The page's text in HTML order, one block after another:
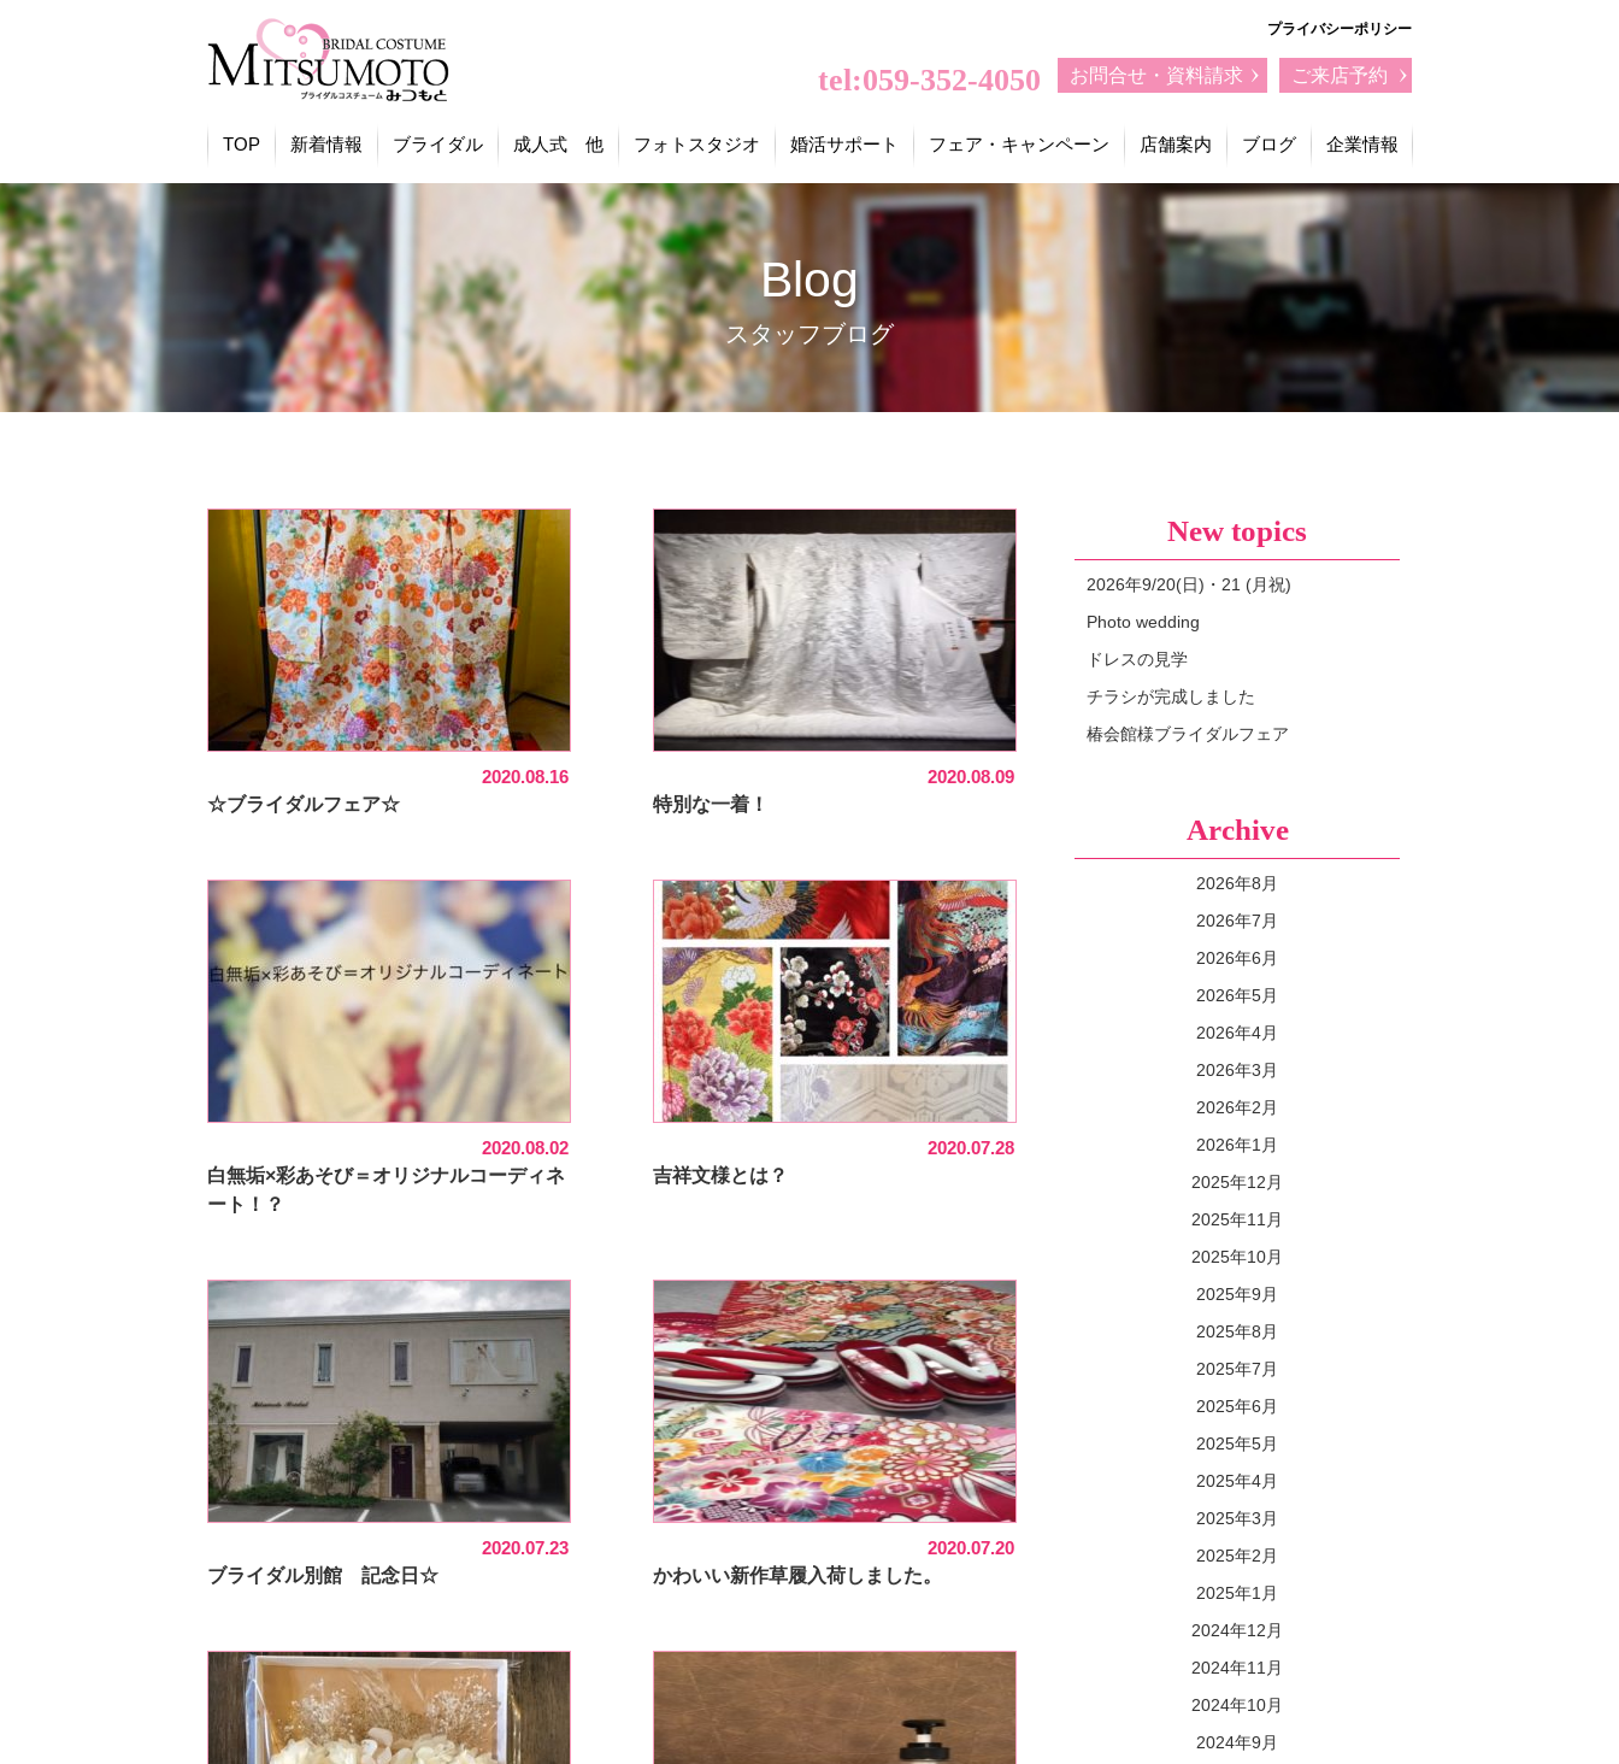
プライバシーポリシー
tel:059-352-4050 お問合せ・資料請求 ご来店予約
TOP 新着情報 ブライダル 成人式 他 フォトスタジオ 婚活サポート フェア・キャンペーン 店舗案内 ブログ 企業情報
Blog
スタッフブログ
2020.08.16
☆ブライダルフェア☆
2020.08.09
特別な一着！
2020.08.02
白無垢×彩あそび＝オリジナルコーディネ
ート！？
2020.07.28
吉祥文様とは？
2020.07.23
ブライダル別館 記念日☆
2020.07.20
かわいい新作草履入荷しました。
New topics
2026年9/20(日)・21 (月祝)
Photo wedding
ドレスの見学
チラシが完成しました
椿会館様ブライダルフェア
Archive
2026年8月
2026年7月
2026年6月
2026年5月
2026年4月
2026年3月
2026年2月
2026年1月
2025年12月
2025年11月
2025年10月
2025年9月
2025年8月
2025年7月
2025年6月
2025年5月
2025年4月
2025年3月
2025年2月
2025年1月
2024年12月
2024年11月
2024年10月
2024年9月